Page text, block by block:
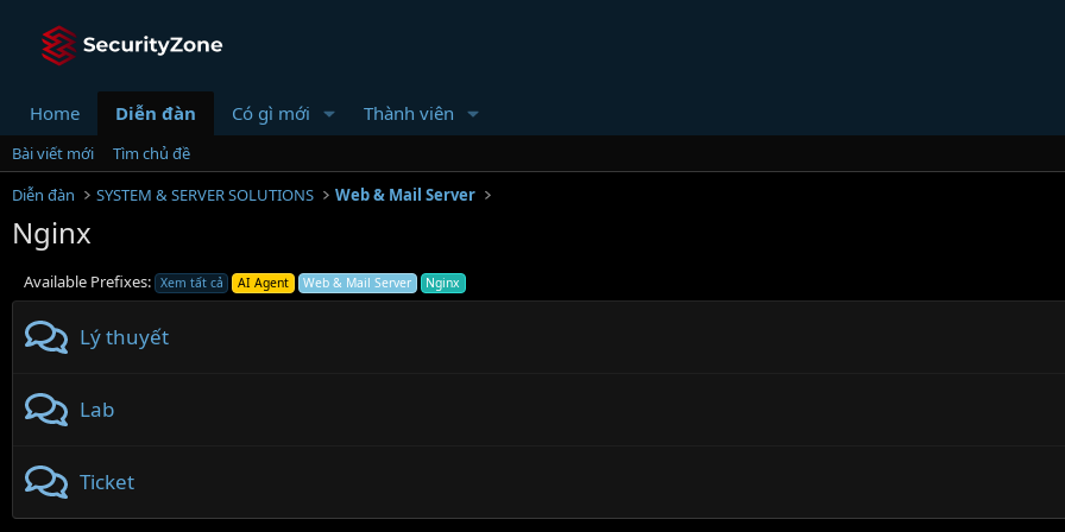
Home Diễn đàn Có gì mới Thành viên
Bài viết mới
Tìm chủ đề
Diễn đàn
SYSTEM & SERVER SOLUTIONS Web & Mail Server
Nginx
Available Prefixes: Xem tất cả AI Agent Web & Mail Server Nginx
Lý thuyết
Lab
Ticket